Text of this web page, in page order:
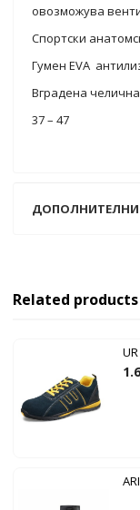
овозможува
Спортски
Гумен EVA
Вградена
37 – 47
Related products